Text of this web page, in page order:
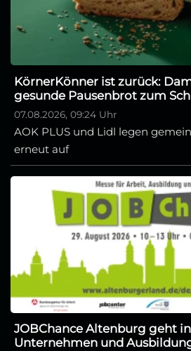
KörnerKönner ist zurück:
gesunde Pausenbrot zum
07.08.2026, 09:24 Uhr
AOK PLUS und Lidl legen
erneut auf
JOBChance Altenburg geht
Unternehmen und